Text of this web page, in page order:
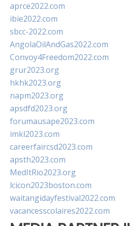
aprce2022.com
ibie2022.com
sbcc-2022.com
AngolaOilAndGas2022.com
Convoy4Freedom2022.com
grur2023.org
hkhk2023.org
napm2023.org
apsdfd2023.org
forumausape2023.com
imkl2023.com
careerfaircsd2023.com
apsth2023.com
MedItRio2023.org
lcicon2023boston.com
waitangidayfestival2022.com
vacancesscolaires2022.com